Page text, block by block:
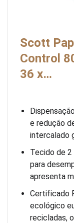
Scott
Control
36 x…
e redução
intercalado
Tecido de
para
apresenta
Certificado
ecológico
recicladas,